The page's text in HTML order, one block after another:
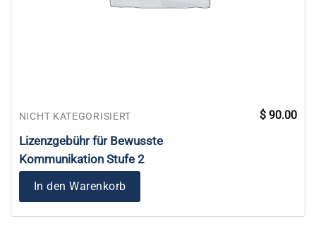
NICHT KATEGORISIERT
Lizenzgebühr für Bewusste
Kommunikation Stufe 2
$ 90.00
In den Warenkorb